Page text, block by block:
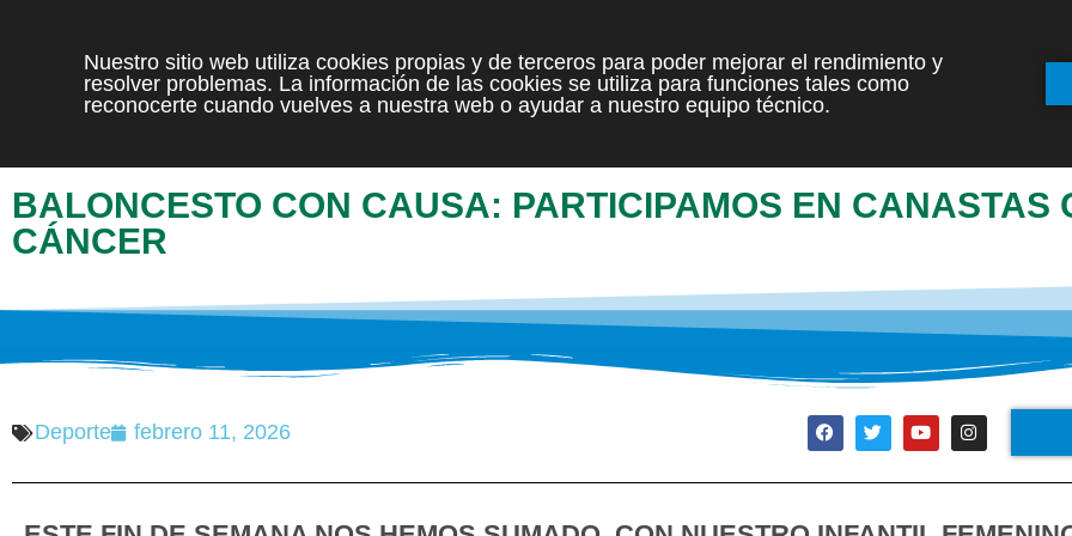
INICIO
BALONCESTO CON CAUSA: PARTICIPAMOS EN CANASTAS
CÁNCER
Deporte febrero 11, 2026
Nuestro sitio web utiliza cookies propias y de terceros para poder mejorar el rendimiento y
resolver problemas. La información de las cookies se utiliza para funciones tales como
reconocerte cuando vuelves a nuestra web o ayudar a nuestro equipo técnico.